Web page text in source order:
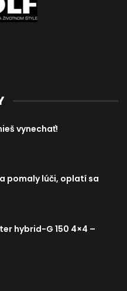
vynechať!
pomaly lúči, oplatí sa
hybrid-G 150 4×4 –